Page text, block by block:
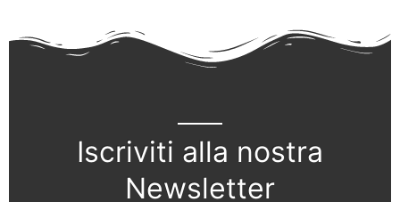
Iscriviti alla nostra
Newsletter